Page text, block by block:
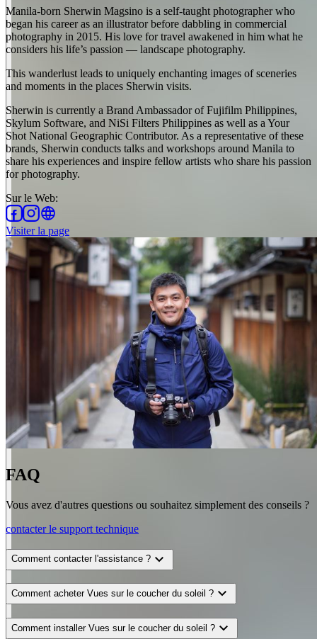
Manila-born Sherwin Magsino is a self-taught photographer who
began his career as an illustrator before dabbling in commercial
photography in 2015. His love for travel awakened in him what he
considers his life’s passion — landscape photography.
This wanderlust leads to uniquely enchanting images of sceneries
and moments in the places Sherwin visits.
Sherwin is currently a Brand Ambassador of Fujifilm Philippines,
Skylum Software, and NiSi Filters Philippines as well as a Your
Shot National Geographic Contributor. As a representative of these
brands, Sherwin conducts talks and workshops around Manila to
share his experiences and inspire fellow artists who share his passion
for photography.
Sur le Web:
Visiter la page
FAQ
Vous avez d'autres questions ou souhaitez simplement des conseils ?
contacter le support technique
Comment contacter l'assistance ? expand_more
Comment acheter Vues sur le coucher du soleil ? expand_more
Comment installer Vues sur le coucher du soleil ? expand_more